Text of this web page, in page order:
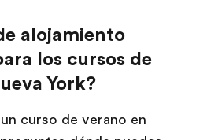
alojamiento
los cursos de
York?
curso de verano en